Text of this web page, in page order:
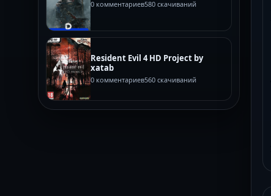
0 комментариев580 скачиваний
Resident Evil 4 HD Project by
xatab
0 комментариев560 скачиваний